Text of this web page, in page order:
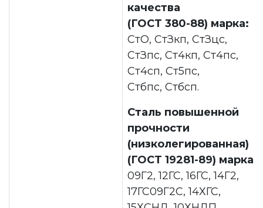
качества
(ГОСТ 380-88) марка:
СтО, СтЗкп, СтЗцс,
СтЗпс, Ст4кп, Ст4пс,
Ст4сп, Ст5пс,
Стбпс, Стбсп.
Сталь повышенной
прочности
(низколегированная)
(ГОСТ 19281-89) марка:
09Г2, 12ГС, 16ГС, 14Г2,
17ГС09Г2С, 14ХГС,